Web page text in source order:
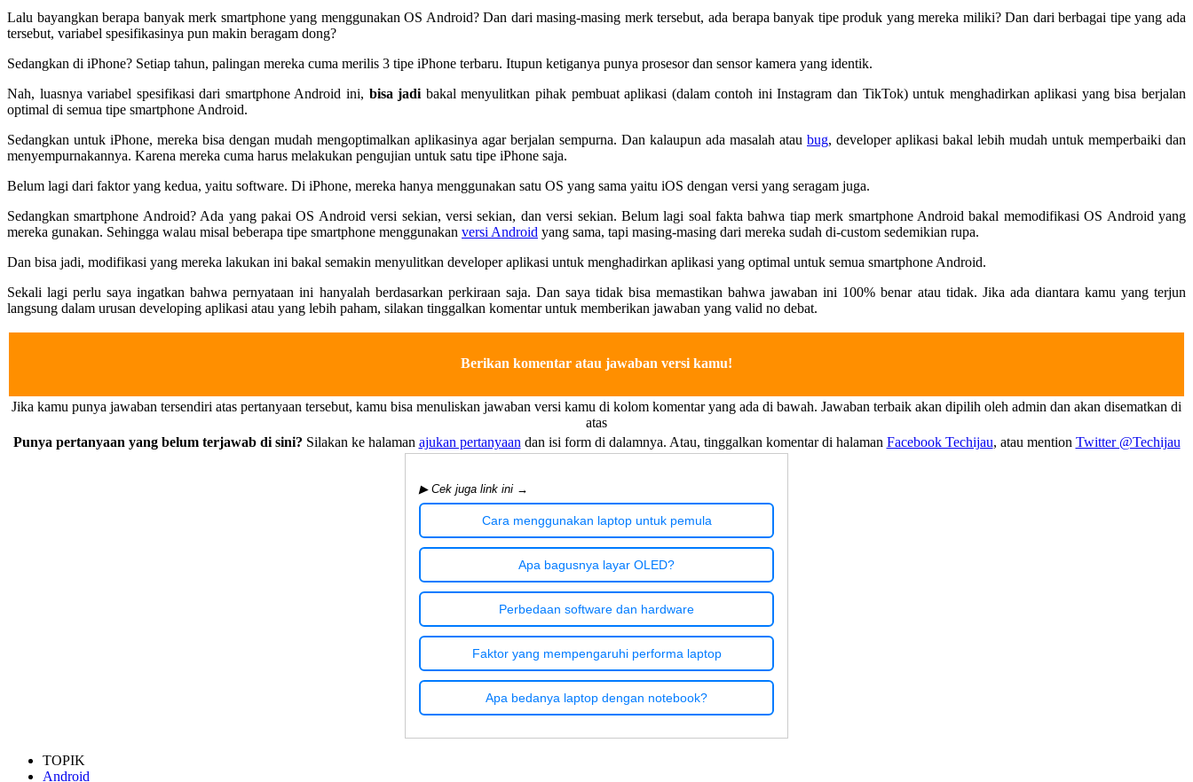
Lalu bayangkan berapa banyak merk smartphone yang menggunakan OS Android? Dan dari masing-masing merk tersebut, ada berapa banyak tipe produk yang mereka miliki? Dan dari berbagai tipe yang ada
tersebut, variabel spesifikasinya pun makin beragam dong?
Sedangkan di iPhone? Setiap tahun, palingan mereka cuma merilis 3 tipe iPhone terbaru. Itupun ketiganya punya prosesor dan sensor kamera yang identik.
Nah, luasnya variabel spesifikasi dari smartphone Android ini, bisa jadi bakal menyulitkan pihak pembuat aplikasi (dalam contoh ini Instagram dan TikTok) untuk menghadirkan aplikasi yang bisa berjalan
optimal di semua tipe smartphone Android.
Sedangkan untuk iPhone, mereka bisa dengan mudah mengoptimalkan aplikasinya agar berjalan sempurna. Dan kalaupun ada masalah atau bug, developer aplikasi bakal lebih mudah untuk memperbaiki dan
menyempurnakannya. Karena mereka cuma harus melakukan pengujian untuk satu tipe iPhone saja.
Belum lagi dari faktor yang kedua, yaitu software. Di iPhone, mereka hanya menggunakan satu OS yang sama yaitu iOS dengan versi yang seragam juga.
Sedangkan smartphone Android? Ada yang pakai OS Android versi sekian, versi sekian, dan versi sekian. Belum lagi soal fakta bahwa tiap merk smartphone Android bakal memodifikasi OS Android yang
mereka gunakan. Sehingga walau misal beberapa tipe smartphone menggunakan versi Android yang sama, tapi masing-masing dari mereka sudah di-custom sedemikian rupa.
Dan bisa jadi, modifikasi yang mereka lakukan ini bakal semakin menyulitkan developer aplikasi untuk menghadirkan aplikasi yang optimal untuk semua smartphone Android.
Sekali lagi perlu saya ingatkan bahwa pernyataan ini hanyalah berdasarkan perkiraan saja. Dan saya tidak bisa memastikan bahwa jawaban ini 100% benar atau tidak. Jika ada diantara kamu yang terjun
langsung dalam urusan developing aplikasi atau yang lebih paham, silakan tinggalkan komentar untuk memberikan jawaban yang valid no debat.
Berikan komentar atau jawaban versi kamu!
Jika kamu punya jawaban tersendiri atas pertanyaan tersebut, kamu bisa menuliskan jawaban versi kamu di kolom komentar yang ada di bawah. Jawaban terbaik akan dipilih oleh admin dan akan disematkan di
atas
Punya pertanyaan yang belum terjawab di sini? Silakan ke halaman ajukan pertanyaan dan isi form di dalamnya. Atau, tinggalkan komentar di halaman Facebook Techijau, atau mention Twitter @Techijau
▶ Cek juga link ini →
Cara menggunakan laptop untuk pemula
Apa bagusnya layar OLED?
Perbedaan software dan hardware
Faktor yang mempengaruhi performa laptop
Apa bedanya laptop dengan notebook?
TOPIK
Android